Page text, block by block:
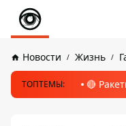
Новости Жизнь
ТОПТЕМЫ: 🔴